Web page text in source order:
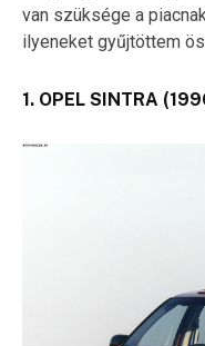
van szüksége a
ilyeneket gyűjtöttem
1. OPEL SINTRA